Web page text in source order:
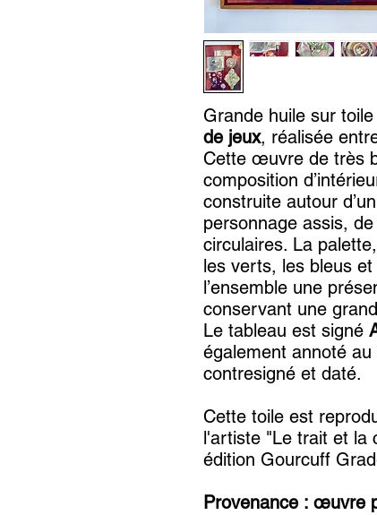
Grande huile sur toile
de jeux, réalisée
Cette œuvre de très
composition
construite autour
personnage assis,
circulaires. La
les verts, les bleus
l’ensemble une
conservant une
Le tableau est signé
également annoté au
contresigné et daté.
Cette toile est
l'artiste "Le trait et la
édition Gourcuff
Provenance : œuvre